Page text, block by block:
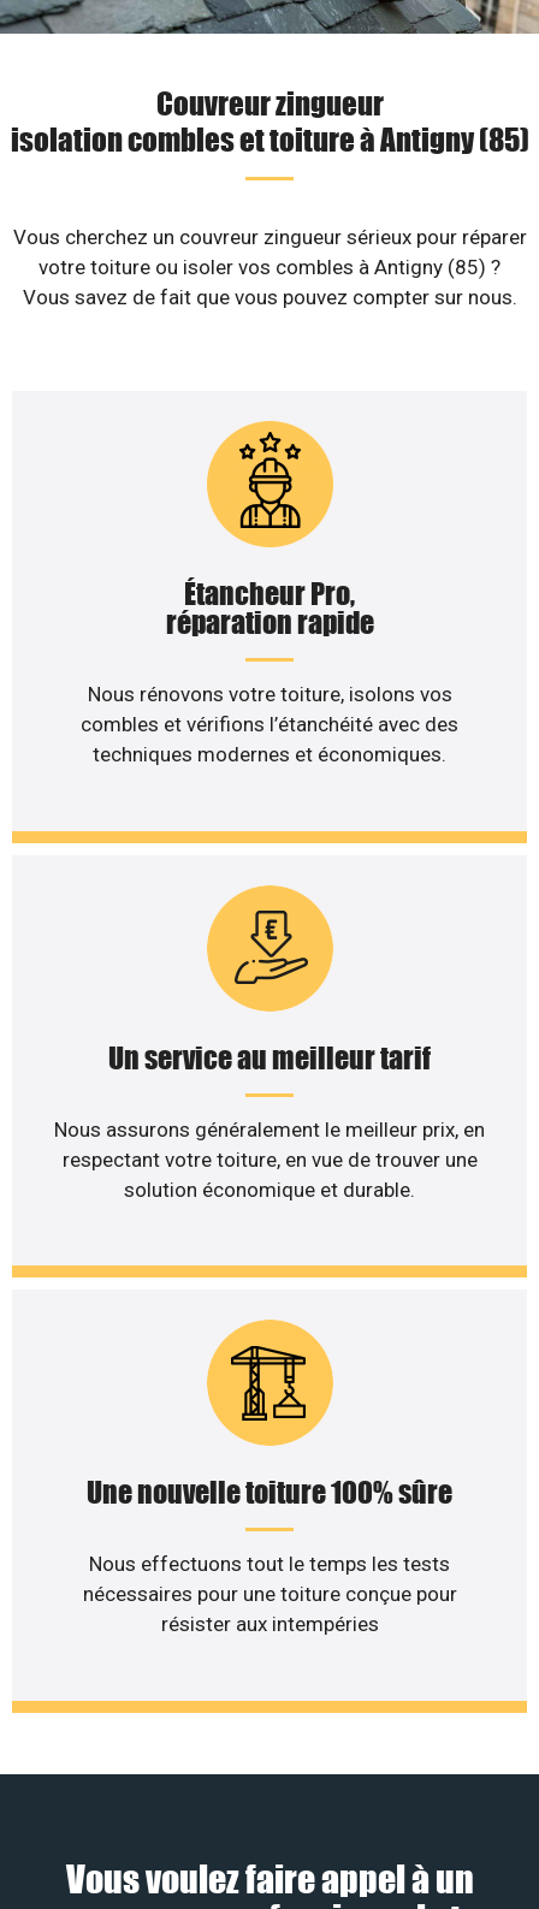
Couvreur zingueur
isolation combles et toiture à Antigny (85)
Vous cherchez un couvreur zingueur sérieux pour réparer
votre toiture ou isoler vos combles à Antigny (85) ?
Vous savez de fait que vous pouvez compter sur nous.
Étancheur Pro,
réparation rapide
Nous rénovons votre toiture, isolons vos
combles et vérifions l’étanchéité avec des
techniques modernes et économiques.
Un service au meilleur tarif
Nous assurons généralement le meilleur prix, en
respectant votre toiture, en vue de trouver une
solution économique et durable.
Une nouvelle toiture 100% sûre
Nous effectuons tout le temps les tests
nécessaires pour une toiture conçue pour
résister aux intempéries
Vous voulez faire appel à un